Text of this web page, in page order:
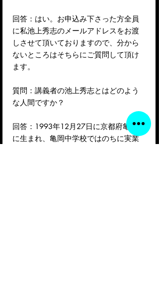
回答：はい。お申込み下さった方全員
に私池上秀志のメールアドレスをお渡
しさせて頂いておりますので、分から
ないところはそちらにご質問して頂け
ます。
質問：講義者の池上秀志とはどのよう
な人間ですか？
回答：1993年12月27日に京都府亀岡市
に生まれ、亀岡中学校ではのちに実業